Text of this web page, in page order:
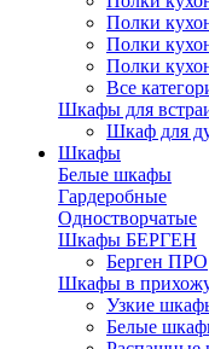
Полки
Полки
Полки
Все
Шкафы для
Шкаф для
Шкафы
Белые шкафы
Гардеробные
Одностворчатые
Шкафы БЕРГЕН
Берген ПРО
Шкафы в
Узкие
Белые